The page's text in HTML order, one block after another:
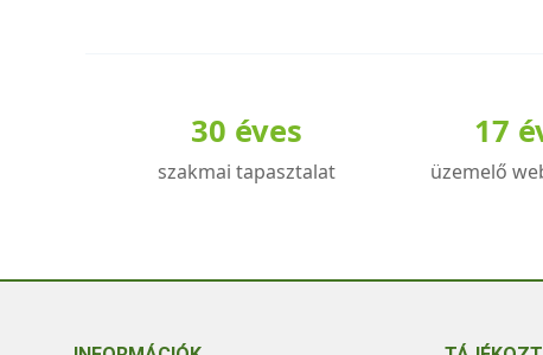
30 éves
szakmai tapasztalat
17
üzemelő